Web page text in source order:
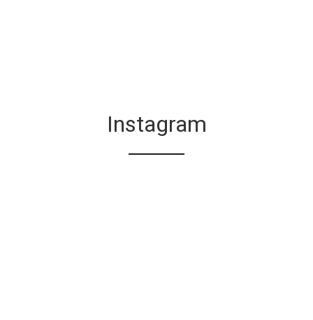
Instagram